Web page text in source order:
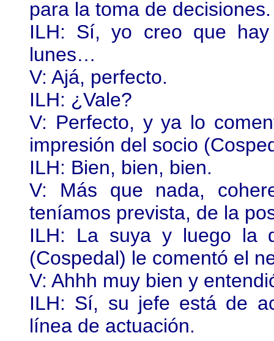
para la toma de
ILH: Sí, yo creo que
lunes…
V: Ajá, perfecto.
ILH: ¿Vale?
V: Perfecto, y ya lo
impresión del socio
ILH: Bien, bien, bien.
V: Más que nada,
teníamos prevista, de la
ILH: La suya y luego la
(Cospedal) le comentó el
V: Ahhh muy bien y
ILH: Sí, su jefe está de
línea de actuación.